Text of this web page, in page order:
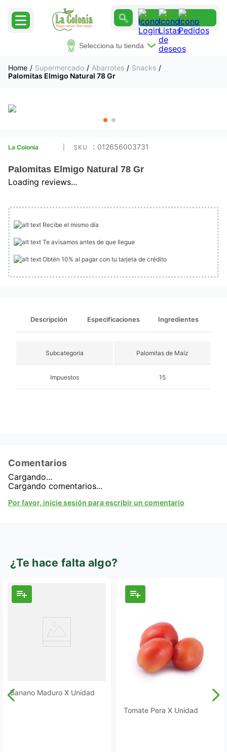
Selecciona tu tienda
Supermercado Abarrotes
Snacks
Palomitas Elmigo Natural 78 Gr
La Colonia : 012656003731
Palomitas Elmigo Natural 78 Gr
Loading reviews...
Recibe el mismo día
Te avisamos antes de que llegue
Obtén 10% al pagar con tu tarjeta de crédito
Descripción Especificaciones Ingredientes
Subcategoria Palomitas de Maíz
Impuestos 15
Comentarios
Cargando...
Por favor, inicie sesión para escribir un comentario
Cargando comentarios...
¿Te hace falta algo?
Banano Maduro X Unidad
Tomate Pera X Unidad